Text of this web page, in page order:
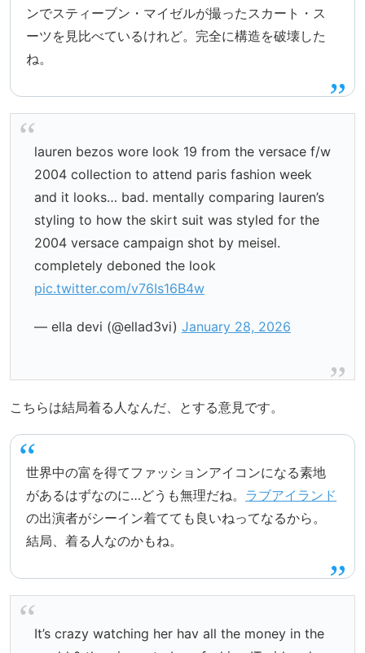
ンでスティーブン・マイゼルが撮ったスカート・ス
ーツを見比べているけれど。完全に構造を破壊した
ね。
lauren bezos wore look 19 from the versace f/w
2004 collection to attend paris fashion week
and it looks… bad. mentally comparing lauren’s
styling to how the skirt suit was styled for the
2004 versace campaign shot by meisel.
completely deboned the look
pic.twitter.com/v76Is16B4w
— ella devi (@ellad3vi) January 28, 2026
こちらは結局着る人なんだ、とする意見です。
世界中の富を得てファッションアイコンになる素地
があるはずなのに…どうも無理だね。 ラブアイランド
の出演者がシーイン着てても良いねってなるから。
結局、着る人なのかもね。
It’s crazy watching her hav all the money in the